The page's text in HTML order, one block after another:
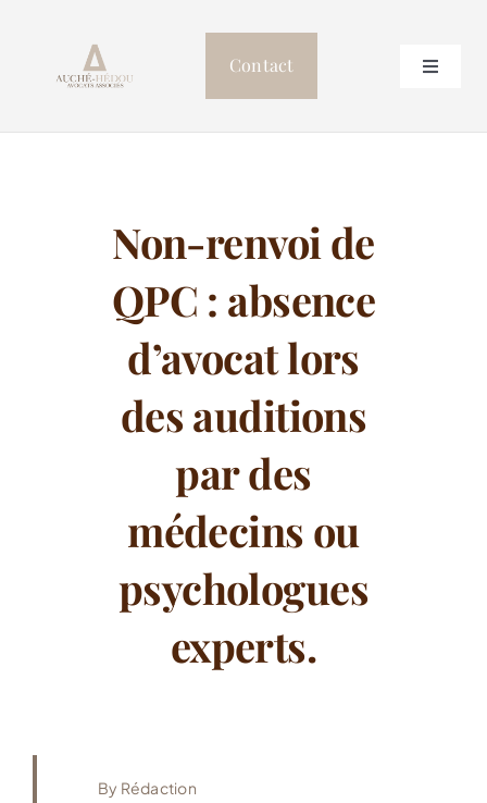
contenu
Contact
Toggle
Professionnels de Santé
Autres compétences
Non-renvoi de
QPC : absence
d’avocat lors
des auditions
par des
médecins ou
psychologues
experts.
By Rédaction